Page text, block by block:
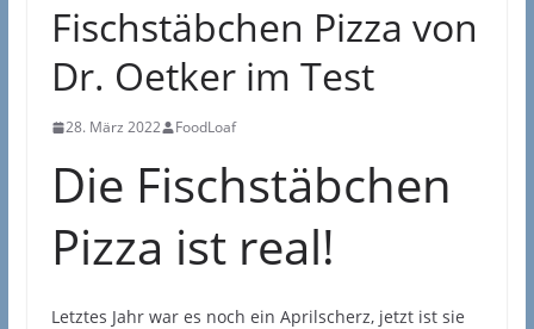
Fischstäbchen Pizza von
Dr. Oetker im Test
28. März 2022 FoodLoaf
Die Fischstäbchen
Pizza ist real!
Letztes Jahr war es noch ein Aprilscherz, jetzt ist sie